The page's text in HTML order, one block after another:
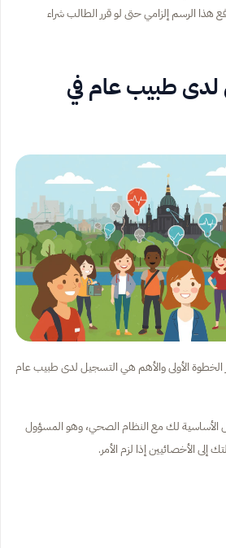
الرسم إلزامي حتى لو قرر الطالب شراء
لدى طبيب عام في
الخطوة الأولى والأهم هي التسجيل لدى طبيب عام
الأساسية لك مع النظام الصحي، وهو المسؤول
إلى الأخصائيين إذا لزم الأمر.